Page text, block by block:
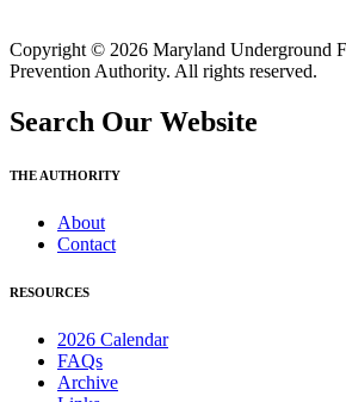
Copyright © 2026 Maryland Underground
Prevention Authority. All rights reserved.
Search Our Website
THE AUTHORITY
About
Contact
RESOURCES
2026 Calendar
FAQs
Archive